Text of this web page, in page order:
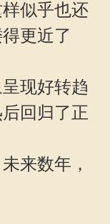
似乎也还
更近了
现好转趋
回归了正
来数年，